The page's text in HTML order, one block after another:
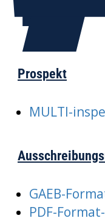
Prospekt
MULTI-
GAEB-
PDF-